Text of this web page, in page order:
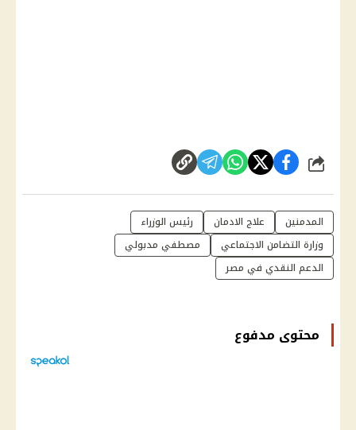
شارك
المدمنين علاج الادمان
رئيس الوزراء
وزارة التضامن الاجتماعي
مصطفي مدبولي
الدعم النقدي في مصر
محتوى مدفوع